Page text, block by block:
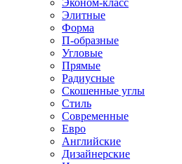
Эконом-класс
Элитные
Форма
П-образные
Угловые
Прямые
Радиусные
Скошенные углы
Стиль
Современные
Евро
Английские
Дизайнерские